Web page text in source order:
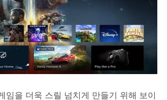
임을 더욱 스릴 넘치게 만들기 위해 보이